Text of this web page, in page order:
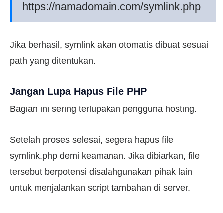
https://namadomain.com/symlink.php
Jika berhasil, symlink akan otomatis dibuat sesuai
path yang ditentukan.
Jangan Lupa Hapus File PHP
Bagian ini sering terlupakan pengguna hosting.
Setelah proses selesai, segera hapus file
symlink.php demi keamanan. Jika dibiarkan, file
tersebut berpotensi disalahgunakan pihak lain
untuk menjalankan script tambahan di server.